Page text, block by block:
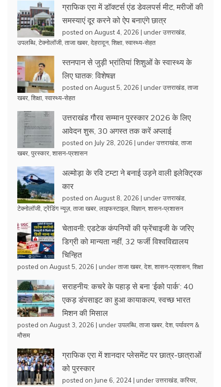
ग्राफिक एरा में डॉक्टर्स एंड डेवलपर्स मीट, मरीजों की
समस्याएं दूर करने को ऐप बनाएंगे छात्र
posted on August 4, 2026 | underउत्तराखंड
उपलब्धि टेक्नोलॉजी ताजा खबर देहरादून, शिक्षा स्वास्थ्य-सेहत
स्तनपान से जुड़ी भ्रांतियां शिशुओं के स्वास्थ्य के
लिए घातक: विशेषज्ञ
posted on August 5, 2026 | underउत्तराखंड ताजा
खबर शिक्षा स्वास्थ्य-सेहत
उत्तराखंड गौरव सम्मान पुरस्कार 2026 के लिए
आवेदन शुरू, 30 अगस्त तक करें अप्लाई
posted on July 28, 2026 | underउत्तराखंड ताजा
खबर पुरस्कार शासन-प्रशासन
अल्मोड़ा के रवि टम्टा ने बनाई उड़ने वाली इलेक्ट्रिक
कार
posted on August 8, 2026 | underउत्तराखंड
टेक्नोलॉजी ट्रेंडिंग न्यूज़, ताजा खबर लाइफस्टाइल विज्ञान, शासन-प्रशासन
चेतावनी: एडटेक कंपनियों की फ्रेंचाइजी के जरिए
डिग्री को मान्यता नहीं, 32 फर्जी विश्वविद्यालय
चिन्हित
posted on August 5, 2026 | underताजा खबर देश, शासन-प्रशासन, शिक्षा
सराहनीय: कचरे के पहाड़ से बना ‘ईको पार्क’: 40
एकड़ डंपसाइट का हुआ कायाकल्प, स्वच्छ भारत
मिशन की मिसाल
posted on August 3, 2026 | underउपलब्धि ताजा खबर देश, पर्यावरण &
मौसम
ग्राफिक एरा में शानदार प्लेसमेंट पर छात्र-छात्राओं
को पुरस्कार
posted on June 6, 2024 | underउत्तराखंड करियर